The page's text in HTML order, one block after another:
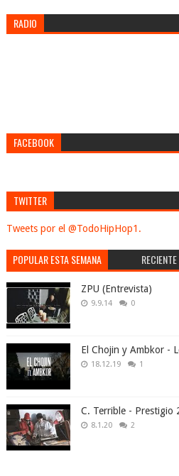
RADIO
FACEBOOK
TWITTER
Tweets por el @TodoHipHop1.
POPULAR ESTA SEMANA RECIENTE
ZPU (Entrevista)
9.9.14 0
El Chojin y Ambkor -
18.12.19 1
C. Terrible - Prestigio
8.1.20 2